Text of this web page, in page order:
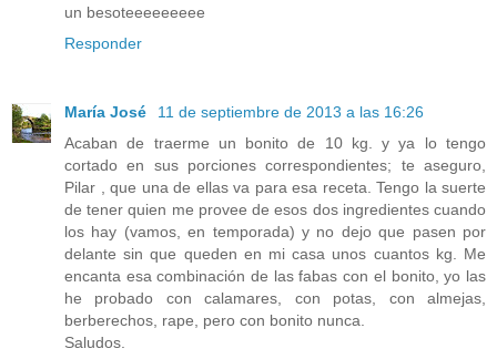
un besoteeeeeeeee
Responder
María José
11 de septiembre de 2013 a las 16:26
Acaban de traerme un bonito de 10 kg. y ya lo tengo
cortado en sus porciones correspondientes; te aseguro,
Pilar , que una de ellas va para esa receta. Tengo la suerte
de tener quien me provee de esos dos ingredientes cuando
los hay (vamos, en temporada) y no dejo que pasen por
delante sin que queden en mi casa unos cuantos kg. Me
encanta esa combinación de las fabas con el bonito, yo las
he probado con calamares, con potas, con almejas,
berberechos, rape, pero con bonito nunca.
Saludos.